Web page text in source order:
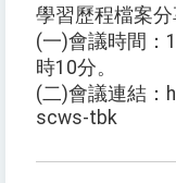
學習歷程檔案分
(一)會議時間：
時10分。
(二)會議連結
scws-tbk